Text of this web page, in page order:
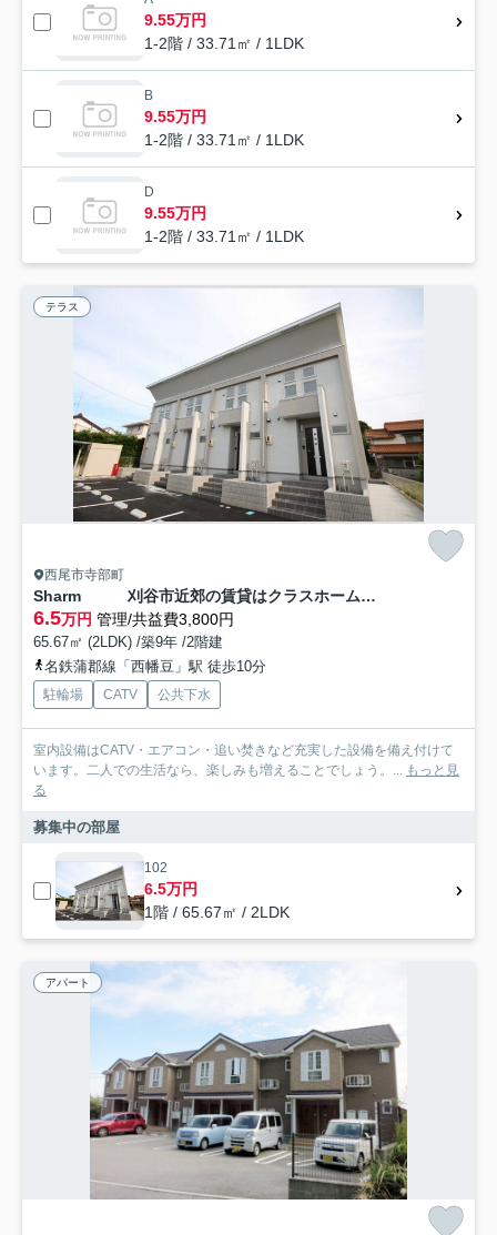
9.55万円
1-2階 / 33.71㎡ / 1LDK
B
9.55万円
1-2階 / 33.71㎡ / 1LDK
D
9.55万円
1-2階 / 33.71㎡ / 1LDK
テラス
西尾市寺部町
Sharm 刈谷市近郊の賃貸はクラスホーム刈谷店
6.5万円 管理/共益費3,800円
65.67㎡ (2LDK) /築9年 /2階建
名鉄蒲郡線「西幡豆」駅 徒歩10分
駐輪場 CATV 公共下水
室内設備はCATV・エアコン・追い焚きなど充実した設備を備え付けて
います。二人での生活なら、楽しみも増えることでしょう。... もっと見
る
募集中の部屋
102
6.5万円
1階 / 65.67㎡ / 2LDK
アパート